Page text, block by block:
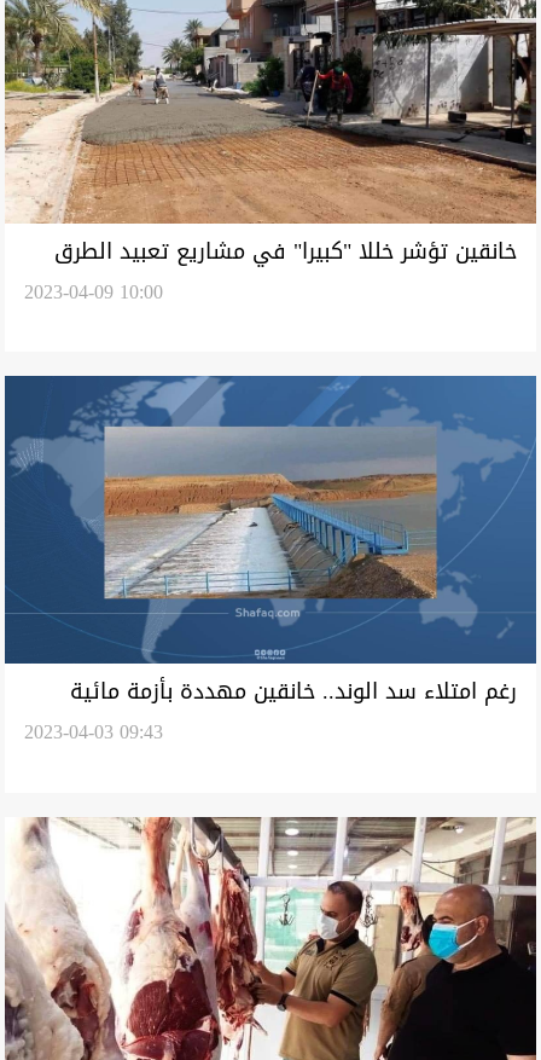
خانقين تؤشر خللا "كبيرا" في مشاريع تعبيد الطرق
2023-04-09 10:00
رغم امتلاء سد الوند.. خانقين مهددة بأزمة مائية
2023-04-03 09:43